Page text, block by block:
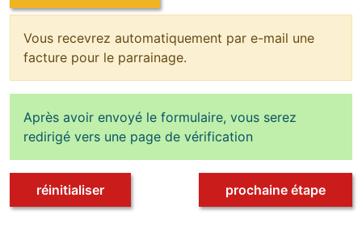
Vous recevrez automatiquement par e-mail une
facture pour le parrainage.
Après avoir envoyé le formulaire, vous serez
redirigé vers une page de vérification
réinitialiser prochaine étape